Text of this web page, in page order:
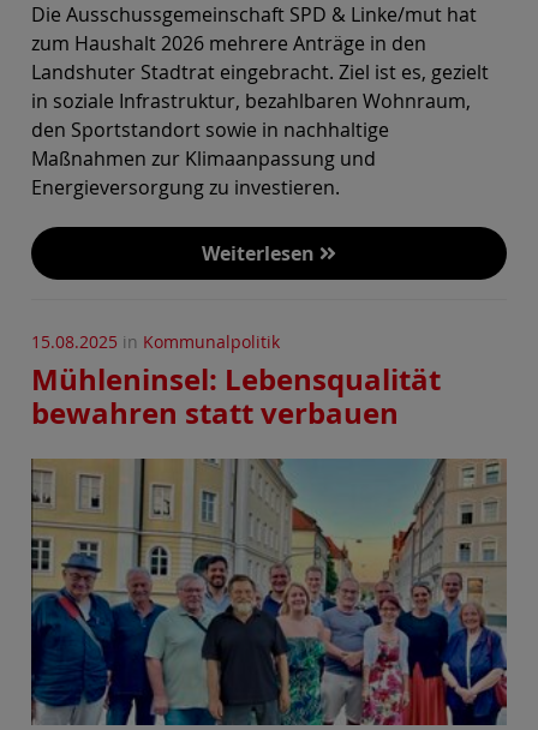
Die Ausschussgemeinschaft SPD & Linke/mut hat
zum Haushalt 2026 mehrere Anträge in den
Landshuter Stadtrat eingebracht. Ziel ist es, gezielt
in soziale Infrastruktur, bezahlbaren Wohnraum,
den Sportstandort sowie in nachhaltige
Maßnahmen zur Klimaanpassung und
Energieversorgung zu investieren.
Weiterlesen
15.08.2025 in Kommunalpolitik
Mühleninsel: Lebensqualität
bewahren statt verbauen